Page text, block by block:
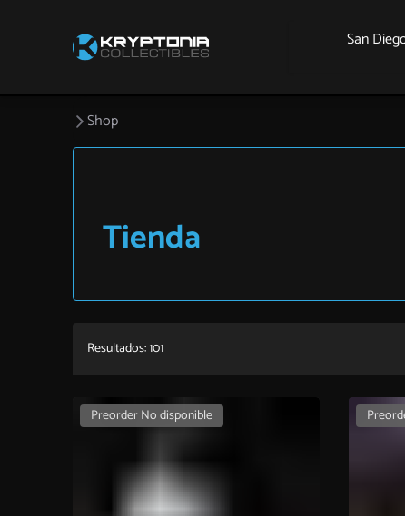
San
Shop
Tienda
Resultados: 101
Preorder No disponible